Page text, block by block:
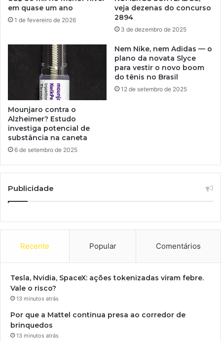
em quase um ano
1 de fevereiro de 2026
veja dezenas do concurso
2894
3 de dezembro de 2025
Mounjaro contra o
Alzheimer? Estudo
investiga potencial de
substância na caneta
6 de setembro de 2025
Nem Nike, nem Adidas — o
plano da novata Slyce
para vestir o novo boom
do tênis no Brasil
12 de setembro de 2025
Publicidade
Recente Popular Comentários
Tesla, Nvidia, SpaceX: ações tokenizadas viram febre.
Vale o risco?
13 minutos atrás
Por que a Mattel continua presa ao corredor de
brinquedos
13 minutos atrás